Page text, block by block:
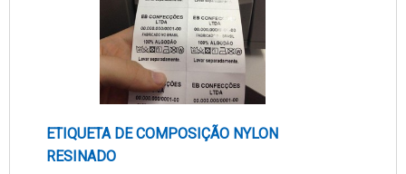
IMPRESSORA PLOTTER ECO SOLVENTEHá
muitas maneiras eficientes de demonstrar
competência e excelência em uma área de
atuação. A EPcenter objetiva seus reforços em
criar aos parceiros uma estrutura com:
as atividades; Equipamentos de última
geração; Tecnologia de ponta. Tudo para
ETIQUETA DE COMPOSIÇÃO NYLON
RESINADO